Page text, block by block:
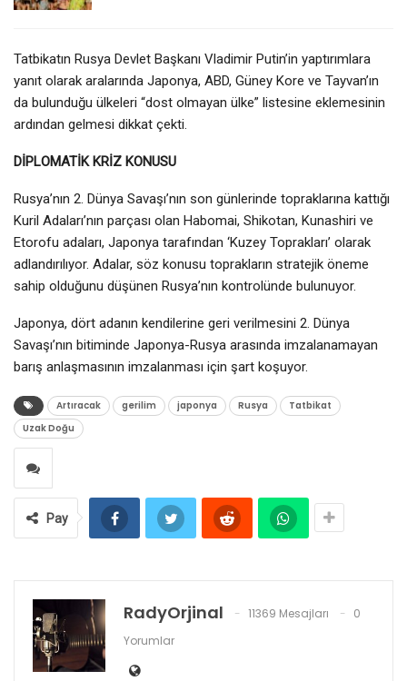
Tatbikatın Rusya Devlet Başkanı Vladimir Putin’in yaptırımlara
yanıt olarak aralarında Japonya, ABD, Güney Kore ve Tayvan’ın
da bulunduğu ülkeleri “dost olmayan ülke” listesine eklemesinin
ardından gelmesi dikkat çekti.
DİPLOMATİK KRİZ KONUSU
Rusya’nın 2. Dünya Savaşı’nın son günlerinde topraklarına kattığı
Kuril Adaları’nın parçası olan Habomai, Shikotan, Kunashiri ve
Etorofu adaları, Japonya tarafından ‘Kuzey Toprakları’ olarak
adlandırılıyor. Adalar, söz konusu toprakların stratejik öneme
sahip olduğunu düşünen Rusya’nın kontrolünde bulunuyor.
Japonya, dört adanın kendilerine geri verilmesini 2. Dünya
Savaşı’nın bitiminde Japonya-Rusya arasında imzalanamayan
barış anlaşmasının imzalanması için şart koşuyor.
Artıracak gerilim japonya Rusya
Tatbikat
Uzak Doğu
Pay
RadyOrjinal 11369 Mesajları
0
Yorumlar